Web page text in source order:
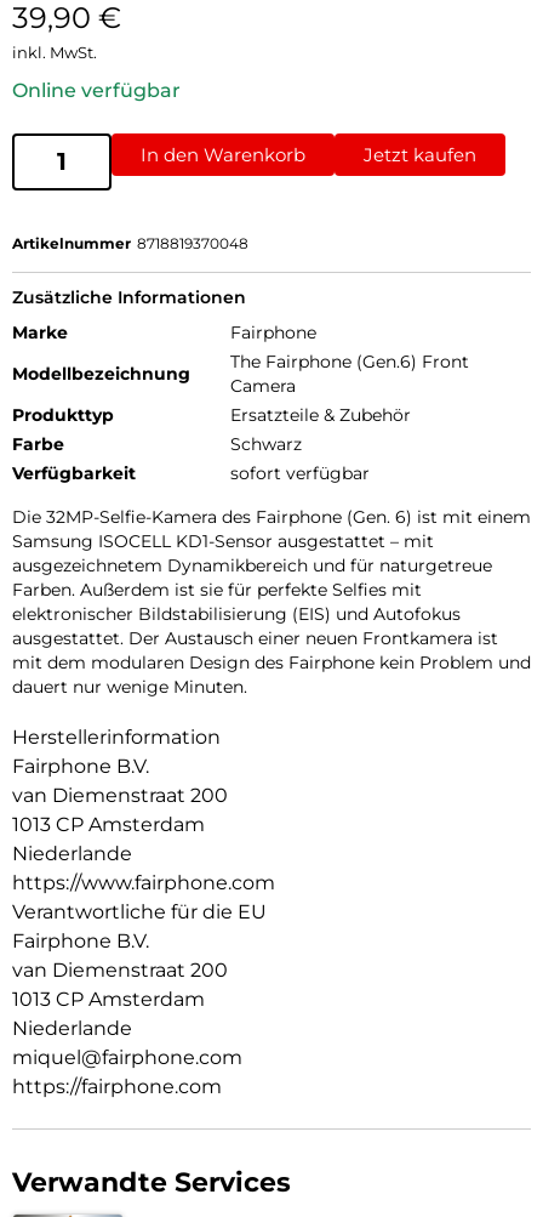
39,90 €
inkl. MwSt.
Online verfügbar
In den Warenkorb Jetzt kaufen
Artikelnummer 8718819370048
Zusätzliche Informationen
Marke
Fairphone
Modellbezeichnung
The Fairphone (Gen.6) Front
Camera
Produkttyp
Ersatzteile & Zubehör
Farbe
Schwarz
Verfügbarkeit
sofort verfügbar
Die 32MP-Selfie-Kamera des Fairphone (Gen. 6) ist mit einem
Samsung ISOCELL KD1-Sensor ausgestattet – mit
ausgezeichnetem Dynamikbereich und für naturgetreue
Farben. Außerdem ist sie für perfekte Selfies mit
elektronischer Bildstabilisierung (EIS) und Autofokus
ausgestattet. Der Austausch einer neuen Frontkamera ist
mit dem modularen Design des Fairphone kein Problem und
dauert nur wenige Minuten.
Herstellerinformation
Fairphone B.V.
van Diemenstraat 200
1013 CP Amsterdam
Niederlande
https://www.fairphone.com
Verantwortliche für die EU
Fairphone B.V.
van Diemenstraat 200
1013 CP Amsterdam
Niederlande
miquel@fairphone.com
https://fairphone.com
Verwandte Services